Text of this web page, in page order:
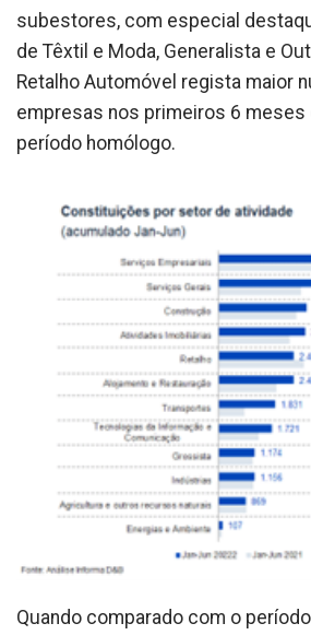
subestores, com especial
de Têxtil e Moda, Generalista e
Retalho Automóvel regista maior
empresas nos primeiros 6 meses
período homólogo.
Quando comparado com o